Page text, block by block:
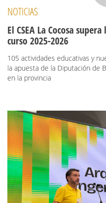
NOTICIAS
El CSEA La Cocosa
curso 2025-2026
105 actividades educativas y
la apuesta de la Diputación de
en la provincia